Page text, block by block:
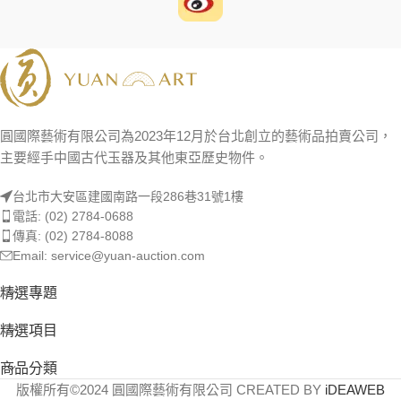
圓國際藝術有限公司為2023年12月於台北創立的藝術品拍賣公司，
主要經手中國古代玉器及其他東亞歷史物件。
台北市大安區建國南路一段286巷31號1樓
電話: (02) 2784-0688
傳真: (02) 2784-8088
Email: service@yuan-auction.com
精選專題
精選項目
商品分類
版權所有©2024 圓國際藝術有限公司 CREATED BY iDEAWEB